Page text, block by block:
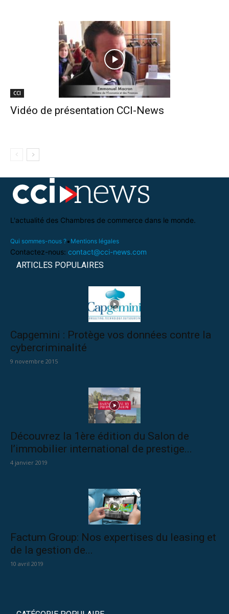
CCI
Vidéo de présentation CCI-News
L'actualité des Chambres de commerce dans le monde.
Qui sommes-nous ?• Mentions légales
Contactez-nous: contact@cci-news.com
ARTICLES POPULAIRES
Capgemini : Protège vos données contre la
cybercriminalité
9 novembre 2015
Découvrez la 1ère édition du Salon de
l’immobilier international de prestige...
4 janvier 2019
Factum Group: Nos expertises du leasing et
de la gestion de...
10 avril 2019